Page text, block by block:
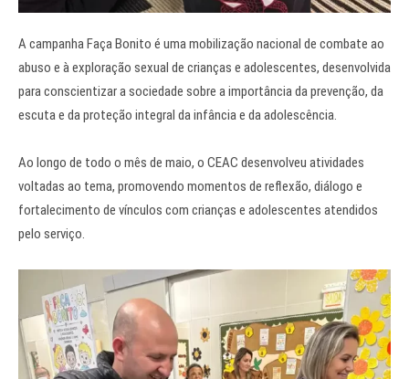
A campanha Faça Bonito é uma mobilização nacional de combate ao
abuso e à exploração sexual de crianças e adolescentes, desenvolvida
para conscientizar a sociedade sobre a importância da prevenção, da
escuta e da proteção integral da infância e da adolescência.
Ao longo de todo o mês de maio, o CEAC desenvolveu atividades
voltadas ao tema, promovendo momentos de reflexão, diálogo e
fortalecimento de vínculos com crianças e adolescentes atendidos
pelo serviço.